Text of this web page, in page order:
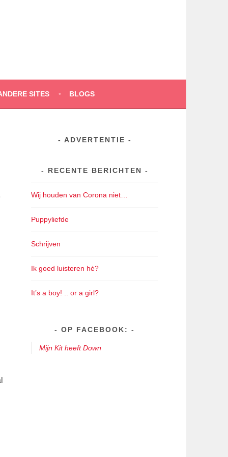
SITES BLOGS
ADVERTENTIE
RECENTE BERICHTEN
Wij houden van Corona niet…
Puppyliefde
Schrijven
Ik goed luisteren hè?
It’s a boy! .. or a girl?
OP FACEBOOK:
Mijn Kit heeft Down